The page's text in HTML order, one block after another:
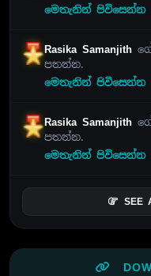
මෙතැනින් පිවිසෙන්න
Rasika Samanjith
පතන්න.
මෙතැනින් පිවිසෙන්න
Rasika Samanjith
පතන්න.
මෙතැනින් පිවිසෙන්න
SEE